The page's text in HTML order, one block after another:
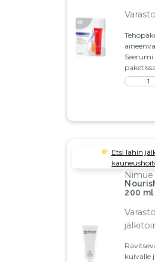
Seerumi
paketissa
Etsi lähin
Nimue
200 ml
kuivalle